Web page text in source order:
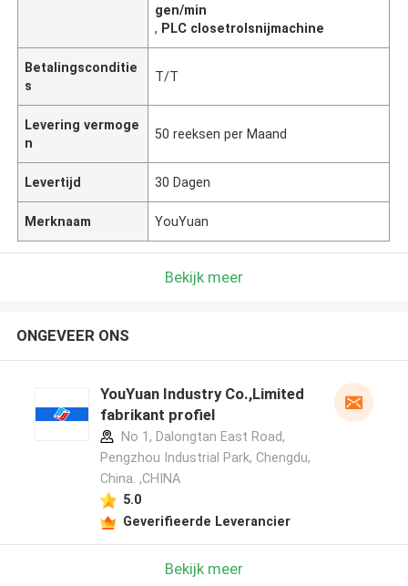
gen/min
, PLC closetrolsnijmachine
Betalingsconditie
s
T/T
Levering vermoge
n
50 reeksen per Maand
Levertijd 30 Dagen
Merknaam YouYuan
Bekijk meer
ONGEVEER ONS
YouYuan Industry Co.,Limited
fabrikant profiel
No 1, Dalongtan East Road,
Pengzhou Industrial Park, Chengdu,
China. ,CHINA
5.0
Geverifieerde Leverancier
Bekijk meer